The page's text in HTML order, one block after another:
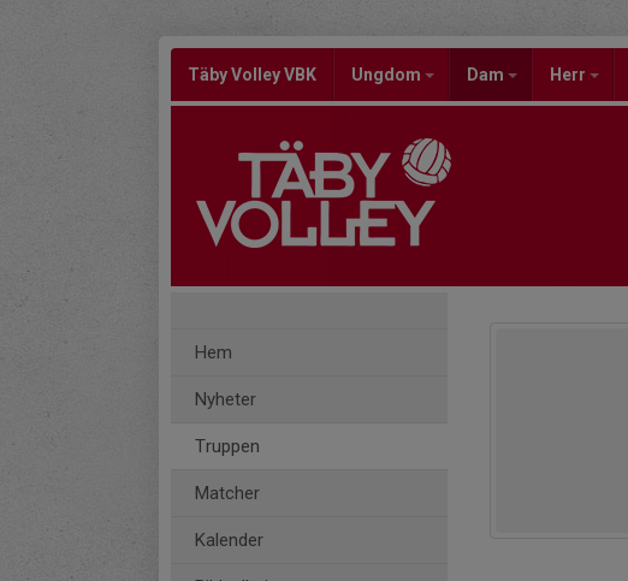
Täby Volley VBK Ungdom Dam Herr
Hem
Nyheter
Truppen
Matcher
Kalender